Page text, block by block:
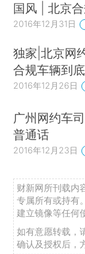
国风 | 北京
2016年12月31日
独家|北京网
合规车辆到
2016年12月26日
广州网约车
普通话
2016年12月23日
财新网所刊载内
专属所有或持有
建立镜像等任何
如有意愿转载，
确认及授权后，